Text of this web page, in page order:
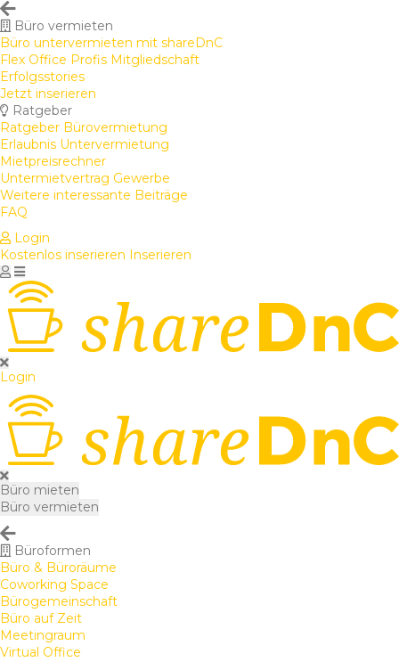
Büro vermieten
Büro untervermieten mit shareDnC
Flex Office Profis Mitgliedschaft
Erfolgsstories
Jetzt inserieren
Ratgeber
Ratgeber Bürovermietung
Erlaubnis Untervermietung
Mietpreisrechner
Untermietvertrag Gewerbe
Weitere interessante Beiträge
FAQ
Login
Kostenlos inserieren Inserieren
Login
Büro mieten
Büro vermieten
Büroformen
Büro & Büroräume
Coworking Space
Bürogemeinschaft
Büro auf Zeit
Meetingraum
Virtual Office